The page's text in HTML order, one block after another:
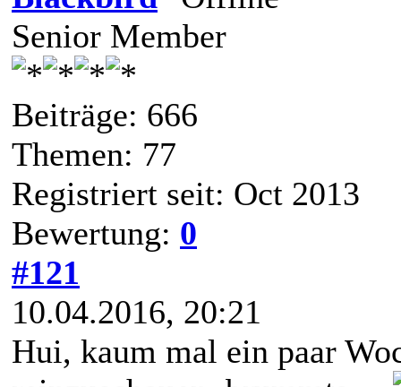
Senior Member
Beiträge: 666
Themen: 77
Registriert seit: Oct 2013
Bewertung: 0
#121
10.04.2016, 20:21
Hui, kaum mal ein paar